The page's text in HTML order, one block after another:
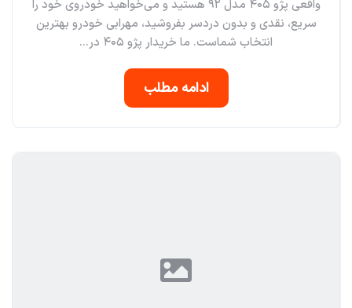
واقعی پژو ۴۰۵ مدل ۹۲ هستید و می‌خواهید خودروی خود را
سریع، نقدی و بدون دردسر بفروشید، مهرابی خودرو بهترین
انتخاب شماست. ما خریدار پژو ۴۰۵ در...
ادامه مطلب